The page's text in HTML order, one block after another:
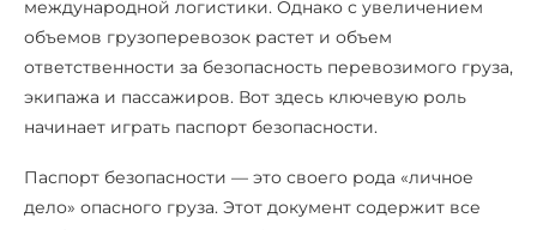
международной логистики. Однако с увеличением
объемов грузоперевозок растет и объем
ответственности за безопасность перевозимого груза,
экипажа и пассажиров. Вот здесь ключевую роль
начинает играть паспорт безопасности.
Паспорт безопасности — это своего рода «личное
дело» опасного груза. Этот документ содержит все